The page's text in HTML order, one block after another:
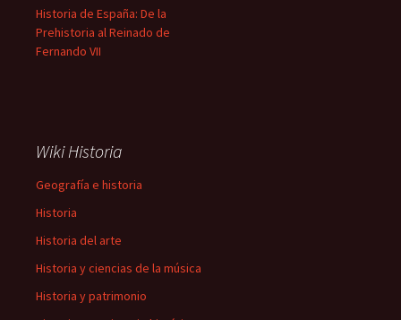
Historia de España: De la
Prehistoria al Reinado de
Fernando VII
Wiki Historia
Geografía e historia
Historia
Historia del arte
Historia y ciencias de la música
Historia y patrimonio